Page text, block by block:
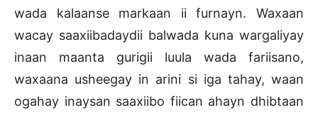
wada kalaanse markaan ii furnayn. Waxaan
wacay saaxiibadaydii balwada kuna wargaliyay
inaan maanta gurigii luula wada fariisano,
waxaana usheegay in arini si iga tahay, waan
ogahay inaysan saaxiibo fiican ahayn dhibtaan